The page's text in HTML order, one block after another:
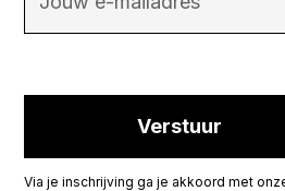
Via je inschrijving ga je akkoord met